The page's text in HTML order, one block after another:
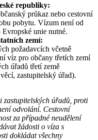
republiky:
průkaz nebo cestovní
pobytu. Vízum není od
unie nutné.
zemí:
požadavcích včetně
víz pro občany třetích zemí
úřadů třetí země
zastupitelský úřad).
zastupitelských úřadů, proti
odvolání. Cestovní
za případné neudělení
žádosti o víza s
dokládat všechny